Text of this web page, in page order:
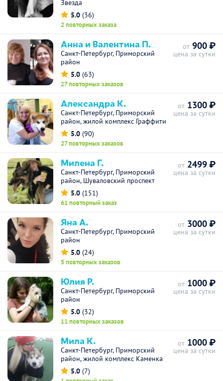
Звезда
5.0 (36)
2 повторных заказа
Анна и Валентина П.
Санкт-Петербург, Приморский
район
5.0 (63)
27 повторных заказов
от 900 ₽
цена за сутки
Александра К.
Санкт-Петербург, Приморский
район, жилой комплекс Граффити
5.0 (90)
27 повторных заказов
от 1300 ₽
цена за сутки
Милена Г.
Санкт-Петербург, Приморский
район, Шуваловский проспект
5.0 (151)
61 повторный заказ
от 2499 ₽
цена за сутки
Яна А.
Санкт-Петербург, Приморский
район
5.0 (24)
5 повторных заказов
от 3000 ₽
цена за сутки
Юлия Р.
Санкт-Петербург, Приморский
район
5.0 (32)
11 повторных заказов
от 1000 ₽
цена за сутки
Мила К.
Санкт-Петербург, Приморский
район, жилой комплекс Каменка
5.0 (7)
от 1000 ₽
цена за сутки